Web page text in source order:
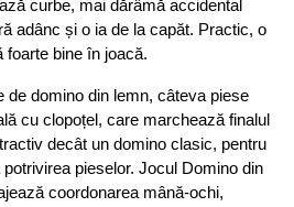
curbe, mai dărâmă accidental
adânc și o ia de la capăt. Practic, o
foarte bine în joacă.
de domino din lemn, câteva piese
cu clopoțel, care marchează finalul
decât un domino clasic, pentru
pieselor. Jocul Domino din
coordonarea mână-ochi,